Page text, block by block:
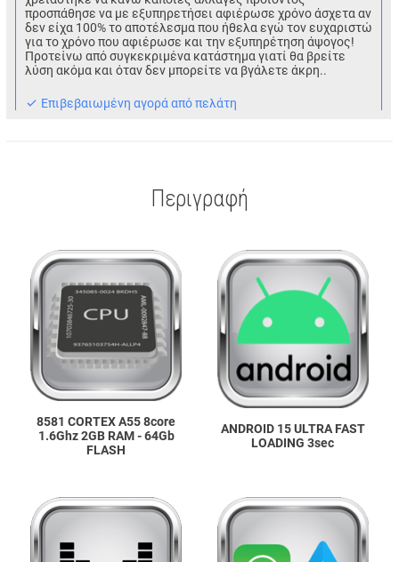
προσπάθησε να με εξυπηρετήσει αφιέρωσε χρόνο άσχετα αν
δεν είχα 100% το αποτέλεσμα που ήθελα εγώ τον ευχαριστώ
για το χρόνο που αφιέρωσε και την εξυπηρέτηση άψογος!
Προτείνω από συγκεκριμένα κατάστημα γιατί θα βρείτε
λύση ακόμα και όταν δεν μπορείτε να βγάλετε άκρη..
Eπιβεβαιωμένη αγορά από πελάτη
Περιγραφή
8581 CORTEX A55 8core
1.6Ghz 2GB RAM - 64Gb
FLASH
ANDROID 15 ULTRA FAST
LOADING 3sec